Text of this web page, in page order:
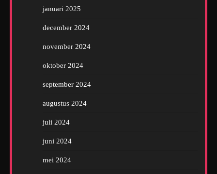
januari 2025
december 2024
november 2024
oktober 2024
september 2024
augustus 2024
juli 2024
juni 2024
mei 2024